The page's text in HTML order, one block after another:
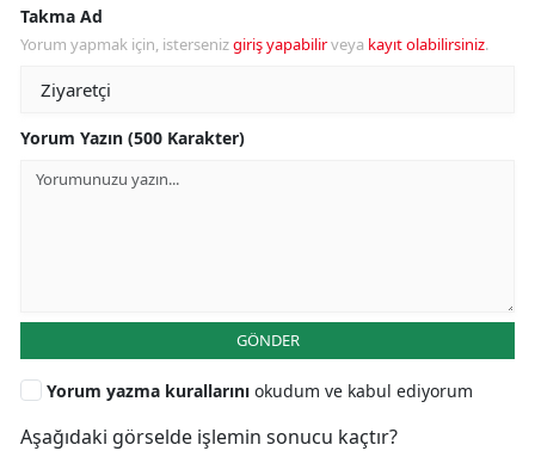
Takma Ad
Yorum yapmak için, istersenizgiriş yapabilirveya kayıt olabilirsiniz.
Yorum Yazın (500 Karakter)
GÖNDER
Yorum yazma kurallarını okudum ve kabul ediyorum
Aşağıdaki görselde işlemin sonucu kaçtır?